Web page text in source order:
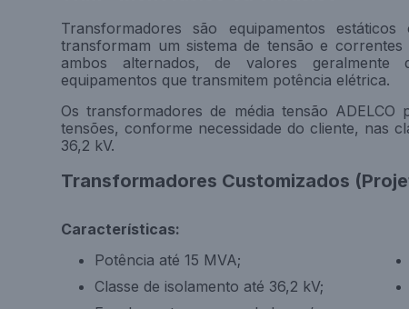
Transformadores são equipamentos
transformam um sistema de tensão e
ambos alternados, de valores geralmente
equipamentos que transmitem potência elétrica.
Os transformadores de média tensão
tensões, conforme necessidade do cliente, nas
36,2 kV.
Transformadores Customizados
Características:
Potência até 15 MVA;
Classe de isolamento até 36,2 kV;